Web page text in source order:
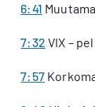
6:41
7:32 VIX –
7:57